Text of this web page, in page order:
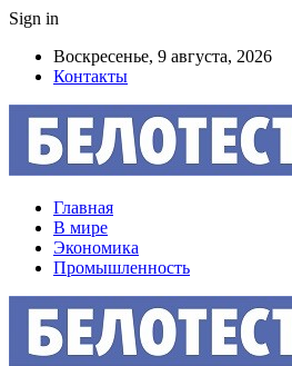
Sign in
Воскресенье, 9 августа, 2026
Контакты
Главная
В мире
Экономика
Промышленность